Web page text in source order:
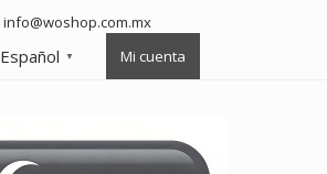
info@woshop.com.mx
Español ▼ Mi cuenta